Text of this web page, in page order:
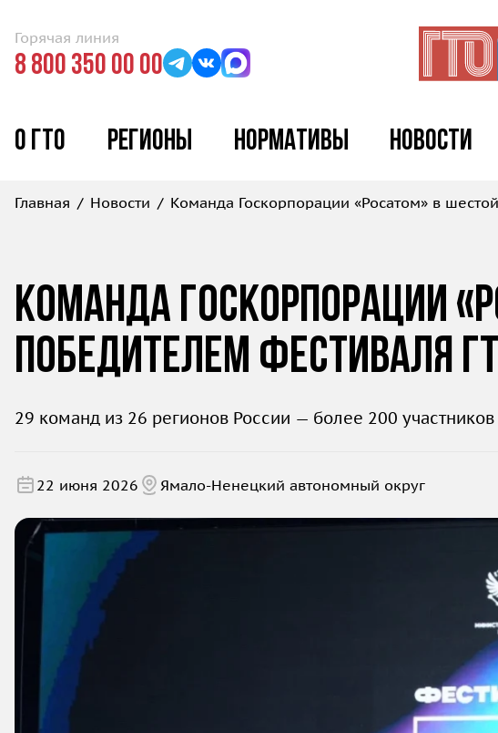
Горячая линия
8 800 350 00 00
О ГТО Регионы Нормативы Новости
Главная Новости Команда Госкорпорации «Росатом» в
Команда Госкорпорации
победителем Фестиваля
29 команд из 26 регионов России — более 200
22 июня 2026 Ямало-Ненецкий автономный округ